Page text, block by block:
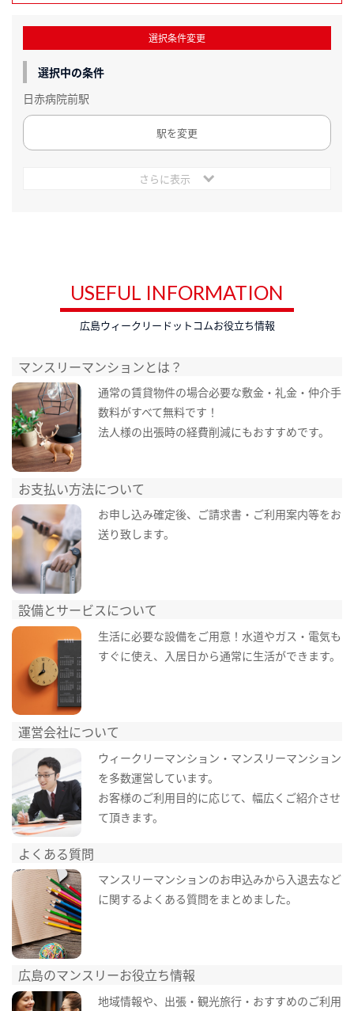
選択条件変更
選択中の条件
日赤病院前駅
駅を変更
さらに表示
USEFUL INFORMATION
広島ウィークリードットコムお役立ち情報
マンスリーマンションとは？
通常の賃貸物件の場合必要な敷金・礼金・仲介手
数料がすべて無料です！
法人様の出張時の経費削減にもおすすめです。
お支払い方法について
お申し込み確定後、ご請求書・ご利用案内等をお
送り致します。
設備とサービスについて
生活に必要な設備をご用意！水道やガス・電気も
すぐに使え、入居日から通常に生活ができます。
運営会社について
ウィークリーマンション・マンスリーマンション
を多数運営しています。
お客様のご利用目的に応じて、幅広くご紹介させ
て頂きます。
よくある質問
マンスリーマンションのお申込みから入退去など
に関するよくある質問をまとめました。
広島のマンスリーお役立ち情報
地域情報や、出張・観光旅行・おすすめのご利用